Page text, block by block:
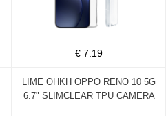
€ 7.19
LIME ΘΗΚΗ OPPO RENO 10 5G
6.7" SLIMCLEAR TPU CAMERA